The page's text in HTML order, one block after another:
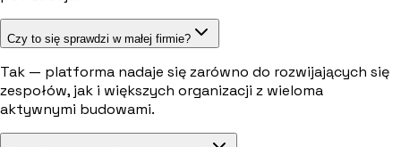
Czy to się sprawdzi w małej firmie?
Tak — platforma nadaje się zarówno do rozwijających się
zespołów, jak i większych organizacji z wieloma
aktywnymi budowami.